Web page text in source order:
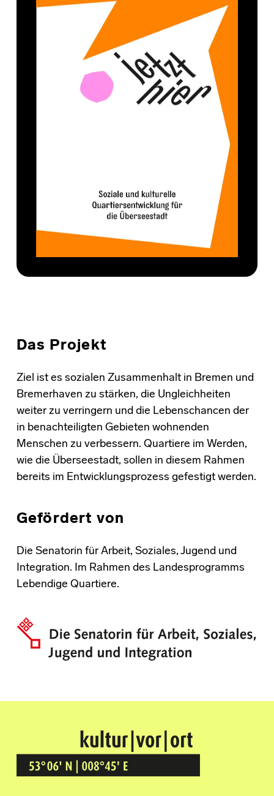
Das Projekt
Ziel ist es sozialen Zusammenhalt in Bremen und
Bremerhaven zu stärken, die Ungleichheiten
weiter zu verringern und die Lebenschancen der
in benachteiligten Gebieten wohnenden
Menschen zu verbessern. Quartiere im Werden,
wie die Überseestadt, sollen in diesem Rahmen
bereits im Entwicklungsprozess gefestigt werden.
Gefördert von
Die Senatorin für Arbeit, Soziales, Jugend und
Integration. Im Rahmen des Landesprogramms
Lebendige Quartiere.
Kultur Vor Ort
BREMEN GRÖPELINGEN